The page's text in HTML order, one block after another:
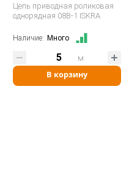
Цепь приводная роликовая
однорядная 08B-1 ISKRA
Наличие: Много
В корзину
м